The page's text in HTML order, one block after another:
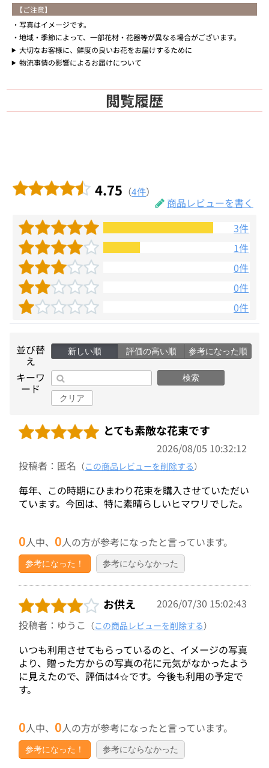
【ご注意】
写真はイメージです。
地域・季節によって、一部花材・花器等が異なる場合がございます。
大切なお客様に、鮮度の良いお花をお届けするために
物流事情の影響によるお届けについて
閲覧履歴
4.75 （4件）
商品レビューを書く
3件
1件
0件
0件
0件
並び替
え
新しい順 評価の高い順 参考になった順
キーワ
ード
検索
クリア
とても素敵な花束です
2026/08/05 10:32:12
投稿者：匿名 （この商品レビューを削除する）
毎年、この時期にひまわり花束を購入させていただい
ています。今回は、特に素晴らしいヒマワリでした。
0人中、0人の方が参考になったと言っています。
参考になった！ 参考にならなかった
お供え
2026/07/30 15:02:43
投稿者：ゆうこ （この商品レビューを削除する）
いつも利用させてもらっているのと、イメージの写真
より、贈った方からの写真の花に元気がなかったよう
に見えたので、評価は4☆です。今後も利用の予定で
す。
0人中、0人の方が参考になったと言っています。
参考になった！ 参考にならなかった